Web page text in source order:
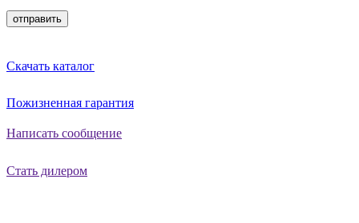
Скачать каталог
Пожизненная гарантия
Написать сообщение
Стать дилером